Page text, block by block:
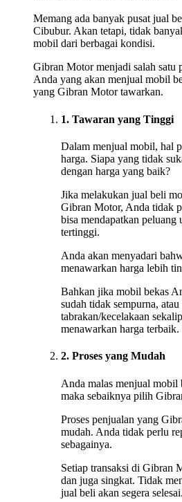
Memang ada banyak pusat jual
Cibubur. Akan tetapi, tidak
mobil dari berbagai kondisi.
Gibran Motor menjadi salah satu
Anda yang akan menjual mobil
yang Gibran Motor tawarkan.
1. Tawaran yang Tinggi
Dalam menjual mobil, hal
harga. Siapa yang tidak
dengan harga yang baik?
Jika melakukan jual beli
Gibran Motor, Anda tidak
bisa mendapatkan peluang
tertinggi.
Anda akan menyadari
menawarkan harga lebih
Bahkan jika mobil bekas
sudah tidak sempurna,
tabrakan/kecelakaan
menawarkan harga terbaik.
2. Proses yang Mudah
Anda malas menjual mobil
maka sebaiknya pilih
Proses penjualan yang
mudah. Anda tidak perlu
sebagainya.
Setiap transaksi di Gibran
dan juga singkat. Tidak
jual beli akan segera selesai.